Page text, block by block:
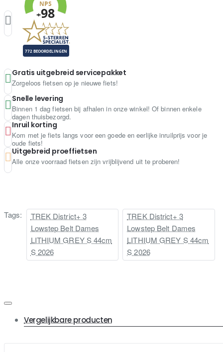
Gratis uitgebreid servicepakket
Zorgeloos fietsen op je nieuwe fiets!
Snelle levering
Binnen 1 dag fietsen bij afhalen in onze winkel! Of binnen enkele
dagen thuisbezorgd.
Inruil korting
Kom met je fiets langs voor een goede en eerlijke inruilprijs voor je
oude fiets!
Uitgebreid proeffietsen
Alle onze voorraad fietsen zijn vrijblijvend uit te proberen!
Tags:
TREK District+ 3
Lowstep Belt Dames
LITHIUM GREY S 44cm
S 2026
TREK District+ 3
Lowstep Belt Dames
LITHIUM GREY S 44cm
S 2026
Vergelijkbare producten